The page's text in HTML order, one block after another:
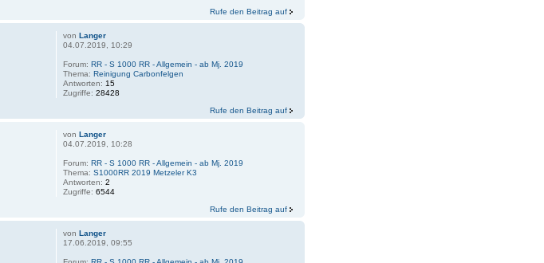
Rufe den Beitrag auf
von Langer
04.07.2019, 10:29
Forum: RR - S 1000 RR - Allgemein - ab Mj. 2019
Thema: Reinigung Carbonfelgen
Antworten: 15
Zugriffe: 28428
Rufe den Beitrag auf
von Langer
04.07.2019, 10:28
Forum: RR - S 1000 RR - Allgemein - ab Mj. 2019
Thema: S1000RR 2019 Metzeler K3
Antworten: 2
Zugriffe: 6544
Rufe den Beitrag auf
von Langer
17.06.2019, 09:55